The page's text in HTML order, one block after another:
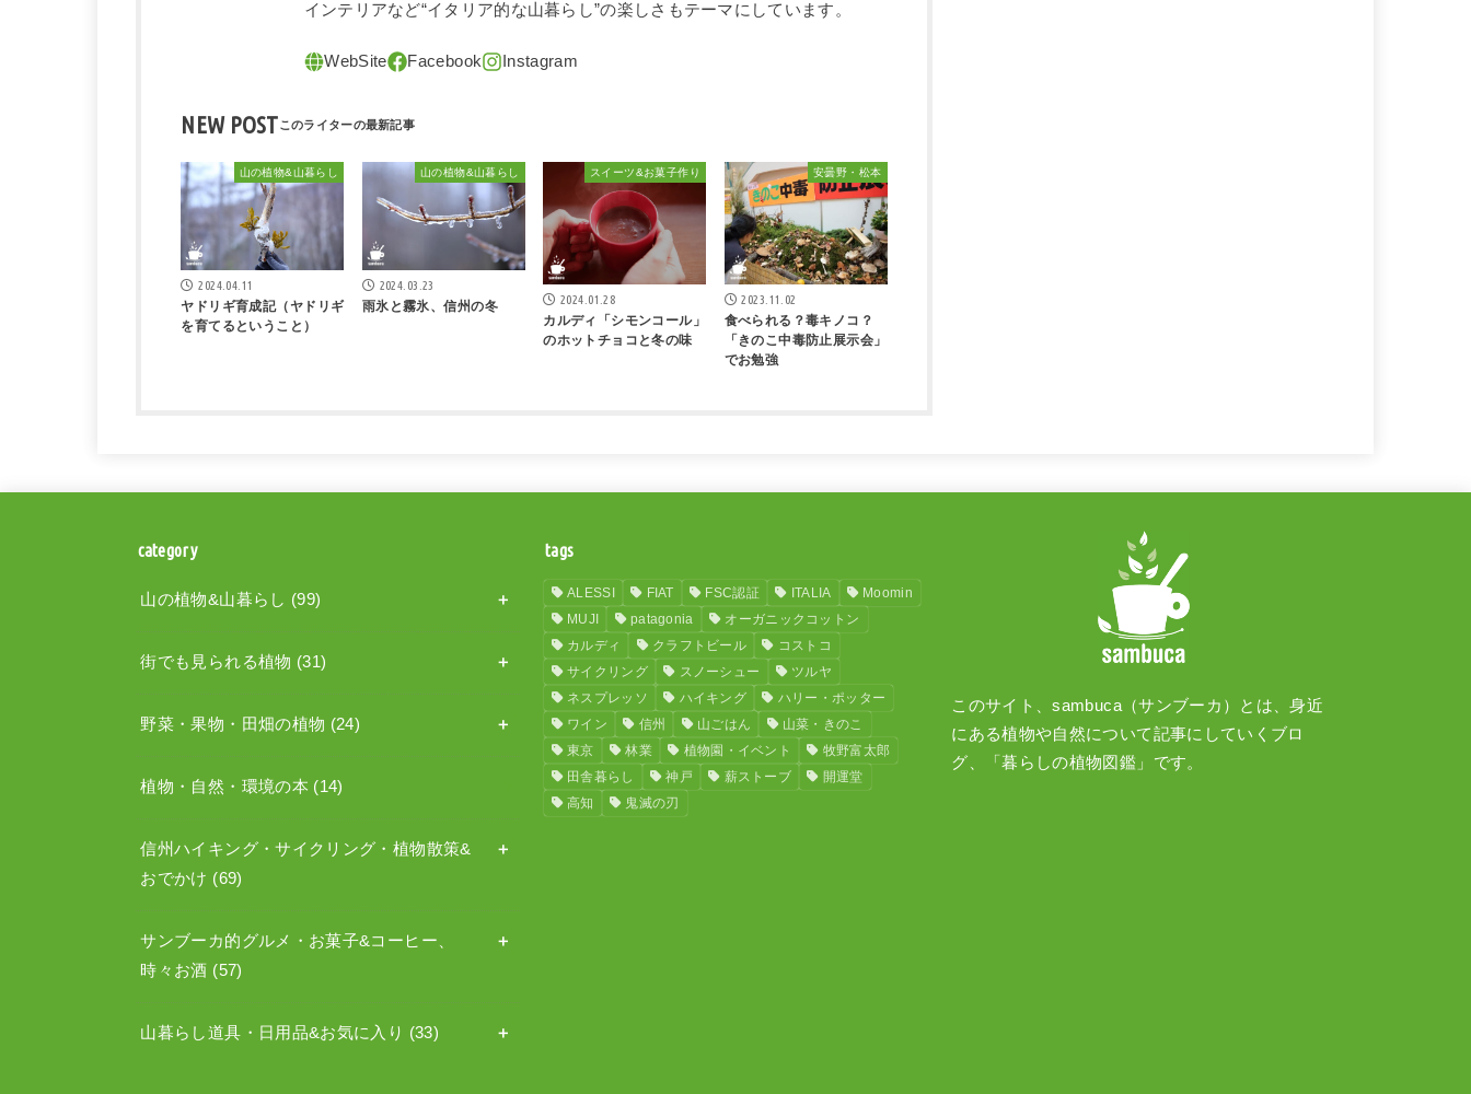
インテリアなど“イタリア的な山暮らし”の楽しさもテーマにしています。
NEW POST
山の植物&山暮らし
2024.04.11
ヤドリギ育成記（ヤドリギ
を育てるということ）
山の植物&山暮らし
2024.03.23
雨氷と霧氷、信州の冬
スイーツ&お菓子作り
2024.01.28
カルディ「シモンコール」
のホットチョコと冬の味
安曇野・松本
2023.11.02
食べられる？毒キノコ？
「きのこ中毒防止展示会」
でお勉強
category
山の植物&山暮らし (99)
街でも見られる植物 (31)
野菜・果物・田畑の植物 (24)
植物・自然・環境の本 (14)
信州ハイキング・サイクリング・植物散策&
おでかけ (69)
サンブーカ的グルメ・お菓子&コーヒー、
時々お酒 (57)
山暮らし道具・日用品&お気に入り (33)
tags
ALESSI FIAT FSC認証 ITALIA
Moomin
MUJI
patagonia
オーガニックコットン
カルディ
クラフトビール
コストコ
サイクリング
スノーシュー
ツルヤ
ネスプレッソ
ハイキング
ハリー・ポッター
ワイン
信州 山ごはん
山菜・きのこ
東京
林業 植物園・イベント
牧野富太郎
田舎暮らし
神戸 薪ストーブ
開運堂
高知
鬼滅の刃
このサイト、sambuca（サンブーカ）とは、身近
にある植物や自然について記事にしていくブロ
グ、「暮らしの植物図鑑」です。